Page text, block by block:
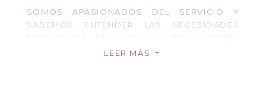
SOMOS APASIONADOS DEL SERVICIO Y
SABEMOS ENTENDER LAS NECESIDADES
ATENTOS PARA ENCONTRAR EL MOMENTO
LEER MÁS L